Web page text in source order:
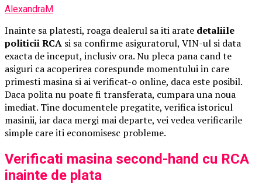
AlexandraM
Inainte sa platesti, roaga dealerul sa iti arate detaliile
politicii RCA si sa confirme asiguratorul, VIN-ul si data
exacta de inceput, inclusiv ora. Nu pleca pana cand te
asiguri ca acoperirea corespunde momentului in care
primesti masina si ai verificat-o online, daca este posibil.
Daca polita nu poate fi transferata, cumpara una noua
imediat. Tine documentele pregatite, verifica istoricul
masinii, iar daca mergi mai departe, vei vedea verificarile
simple care iti economisesc probleme.
Verificati masina second-hand cu RCA
inainte de plata